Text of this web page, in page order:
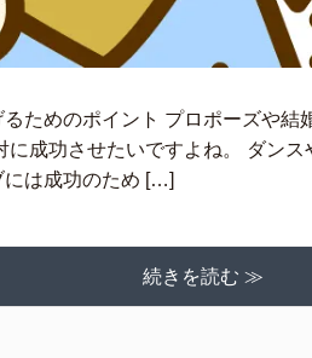
ためのポイント プロポーズや結
に成功させたいですよね。 ダン
には成功のため […]
続きを読む ≫